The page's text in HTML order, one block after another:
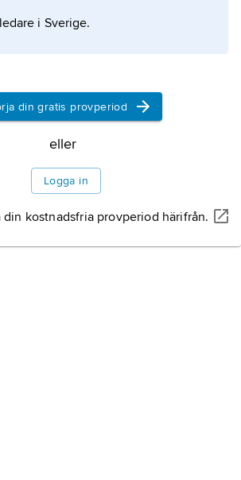
blir bilderna alltmer
intresset för
om artikeln
i Sverige.
din gratis provperiod
eller
Logga in
din kostnadsfria provperiod härifrån.